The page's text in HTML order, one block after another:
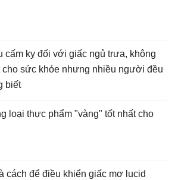
cấm kỵ đối với giấc ngủ trưa, không
cho sức khỏe nhưng nhiều người đều
biết
loại thực phẩm "vàng" tốt nhất cho
cách để điều khiển giấc mơ lucid